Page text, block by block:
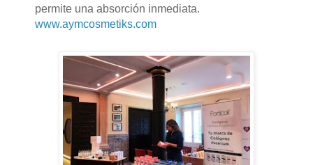
permite una absorción inmediata.
www.aymcosmetiks.com